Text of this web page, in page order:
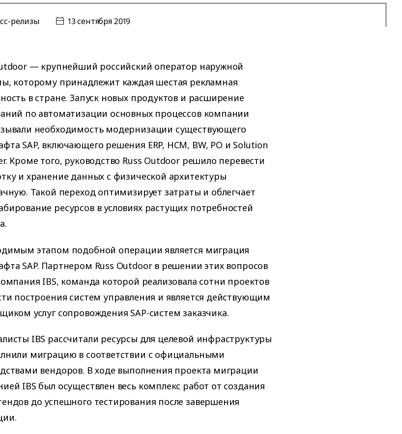
релизы 13 сентября 2019
— крупнейший российский оператор наружной
которому принадлежит каждая шестая рекламная
в стране. Запуск новых продуктов и расширение
по автоматизации основных процессов компании
необходимость модернизации существующего
SAP, включающего решения ERP, HCM, BW, PO и Solution
Кроме того, руководство Russ Outdoor решило перевести
и хранение данных с физической архитектуры
Такой переход оптимизирует затраты и облегчает
ресурсов в условиях растущих потребностей
этапом подобной операции является миграция
SAP. Партнером Russ Outdoor в решении этих вопросов
IBS, команда которой реализовала сотни проектов
построения систем управления и является действующим
услуг сопровождения SAP-систем заказчика.
IBS рассчитали ресурсы для целевой инфраструктуры
миграцию в соответствии с официальными
вендоров. В ходе выполнения проекта миграции
IBS был осуществлен весь комплекс работ от создания
до успешного тестирования после завершения